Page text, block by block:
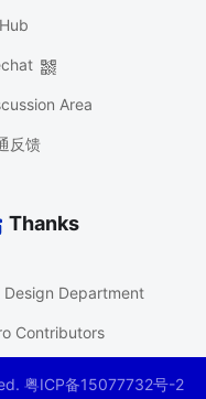
Area
反馈
Thanks
Design Department
Contributors
粤ICP备15077732号-2